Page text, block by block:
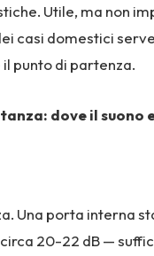
Utile, ma non
casi domestici
punto di partenza.
dove il suono
Una porta interna
20-22 dB —